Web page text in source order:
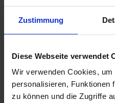
Zustimmung
Diese Webseite verwendet
Wir verwenden Cookies,
personalisieren, Funktionen
zu können und die Zugriffe
E-Mail:
gegründete und
Umsatzsteuer-ID.-Nr.